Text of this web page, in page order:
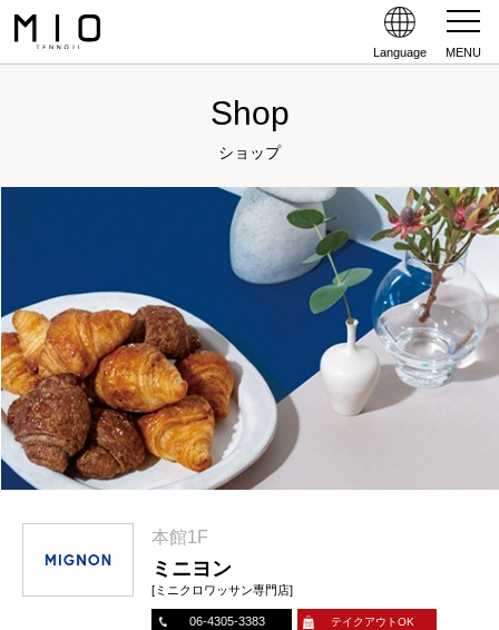
Language MENU
Shop
ショップ
本館1F
ミニヨン
[ミニクロワッサン専門店]
06-4305-3383 テイクアウトOK